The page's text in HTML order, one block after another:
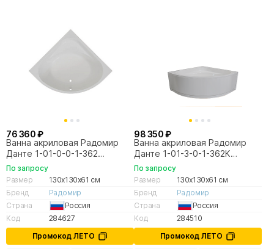
76 360 ₽
Ванна акриловая Радомир
Данте 1-01-0-0-1-362
130х130 белая с каркасом
По запросу
Размер
130x130x61 см
Бренд
Радомир
Страна
Россия
Код
284627
Промокод ЛЕТО
98 350 ₽
Ванна акриловая Радомир
Данте 1-01-3-0-1-362К
130х130 белая, слив хром
По запросу
Размер
130x130x61 см
Бренд
Радомир
Страна
Россия
Код
284510
Промокод ЛЕТО